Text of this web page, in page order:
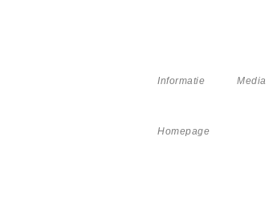
Informatie Media
Homepage